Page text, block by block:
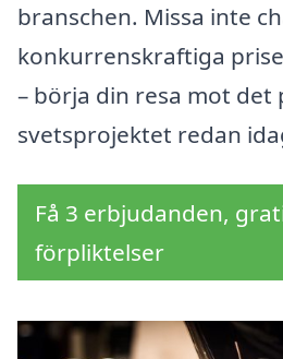
branschen. Missa inte
konkurrenskraftiga
– börja din resa mot det
svetsprojektet redan
Få 3 erbjudanden,
förpliktelser